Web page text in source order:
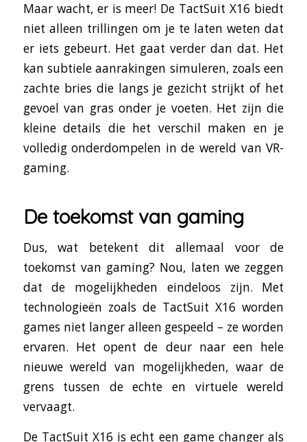
Maar wacht, er is meer! De TactSuit X16 biedt
niet alleen trillingen om je te laten weten dat
er iets gebeurt. Het gaat verder dan dat. Het
kan subtiele aanrakingen simuleren, zoals een
zachte bries die langs je gezicht strijkt of het
gevoel van gras onder je voeten. Het zijn die
kleine details die het verschil maken en je
volledig onderdompelen in de wereld van VR-
gaming.
De toekomst van gaming
Dus, wat betekent dit allemaal voor de
toekomst van gaming? Nou, laten we zeggen
dat de mogelijkheden eindeloos zijn. Met
technologieën zoals de TactSuit X16 worden
games niet langer alleen gespeeld – ze worden
ervaren. Het opent de deur naar een hele
nieuwe wereld van mogelijkheden, waar de
grens tussen de echte en virtuele wereld
vervaagt.
De TactSuit X16 is echt een game changer als